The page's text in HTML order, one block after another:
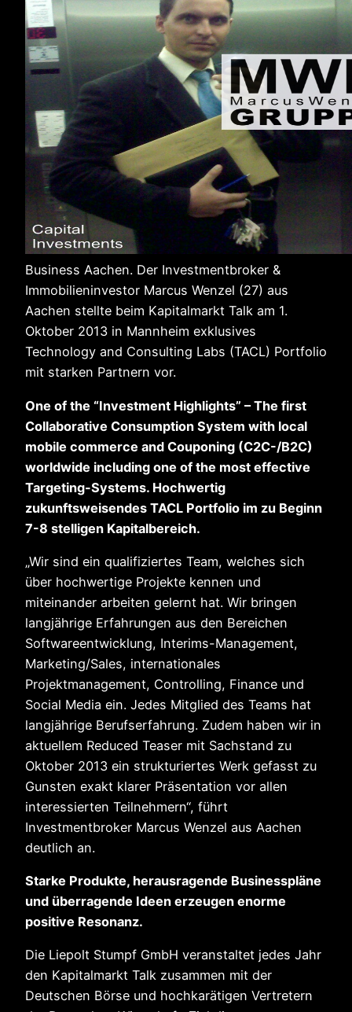
Business Aachen. Der Investmentbroker &
Immobilieninvestor Marcus Wenzel (27) aus
Aachen stellte beim Kapitalmarkt Talk am 1.
Oktober 2013 in Mannheim exklusives
Technology and Consulting Labs (TACL) Portfolio
mit starken Partnern vor.
One of the “Investment Highlights” – The first
Collaborative Consumption System with local
mobile commerce and Couponing (C2C-/B2C)
worldwide including one of the most effective
Targeting-Systems. Hochwertig
zukunftsweisendes TACL Portfolio im zu Beginn
7-8 stelligen Kapitalbereich.
„Wir sind ein qualifiziertes Team, welches sich
über hochwertige Projekte kennen und
miteinander arbeiten gelernt hat. Wir bringen
langjährige Erfahrungen aus den Bereichen
Softwareentwicklung, Interims-Management,
Marketing/Sales, internationales
Projektmanagement, Controlling, Finance und
Social Media ein. Jedes Mitglied des Teams hat
langjährige Berufserfahrung. Zudem haben wir in
aktuellem Reduced Teaser mit Sachstand zu
Oktober 2013 ein strukturiertes Werk gefasst zu
Gunsten exakt klarer Präsentation vor allen
interessierten Teilnehmern“, führt
Investmentbroker Marcus Wenzel aus Aachen
deutlich an.
Starke Produkte, herausragende Businesspläne
und überragende Ideen erzeugen enorme
positive Resonanz.
Die Liepolt Stumpf GmbH veranstaltet jedes Jahr
den Kapitalmarkt Talk zusammen mit der
Deutschen Börse und hochkarätigen Vertretern